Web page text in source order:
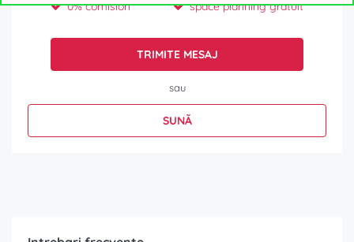
0% comision space planning gratuit
TRIMITE MESAJ
sau
SUNĂ